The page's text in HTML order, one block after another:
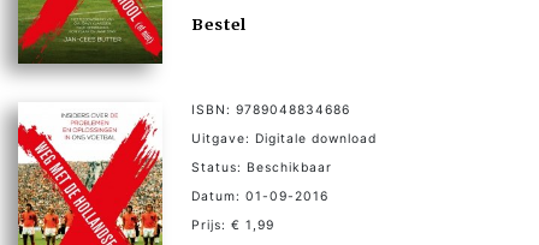
Bestel
ISBN: 9789048834686
Uitgave: Digitale download
Status: Beschikbaar
Datum: 01-09-2016
Prijs: € 1,99